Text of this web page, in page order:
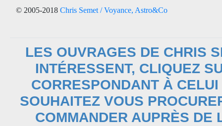
© 2005-2018 Chris Semet / Voyance, Astro&Co
LES OUVRAGES DE CHRIS
INTÉRESSENT, CLIQUEZ
CORRESPONDANT À
SOUHAITEZ VOUS
COMMANDER AUPRÈS DE